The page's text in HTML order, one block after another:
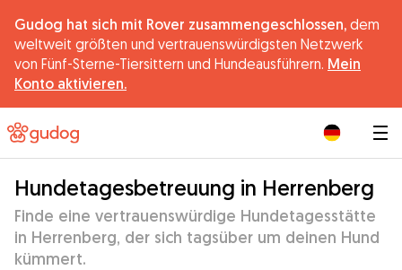
Gudog hat sich mit Rover zusammengeschlossen, dem
weltweit größten und vertrauenswürdigsten Netzwerk
von Fünf-Sterne-Tiersittern und Hundeausführern. Mein
Konto aktivieren.
Hundetagesbetreuung in Herrenberg
Finde eine vertrauenswürdige Hundetagesstätte
in Herrenberg, der sich tagsüber um deinen Hund
kümmert.